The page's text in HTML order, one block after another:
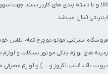
کالا و با دسته بندی های کاربر پسند جهت
اینترنتی آسان میباشد.
فروشگاه اینترنتی موتو دوچرخ تمام تلاش
زمینه های لوازم یدکی موتور سیکلت و
تیوب، باک، فلاپ، اگزوز و ... ) و لوازم مصرفی